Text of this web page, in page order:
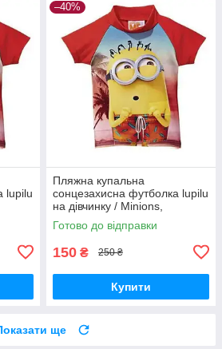
lupilu
міс.
–40%
Пляжна купальна
сонцезахисна футболка lupilu
на дівчинку / Minions,
посіпаки / р.74-80, 6-12 міс.
Готово до відправки
150 ₴ 250 ₴
Купити
ще